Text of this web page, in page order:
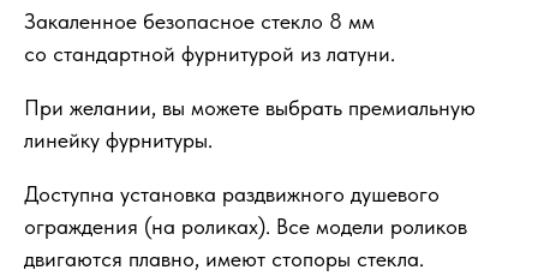
Закаленное безопасное стекло 8 мм
со стандартной фурнитурой из латуни.
При желании, вы можете выбрать премиальную
линейку фурнитуры.
Доступна установка раздвижного душевого
ограждения (на роликах). Все модели роликов
двигаются плавно, имеют стопоры стекла.